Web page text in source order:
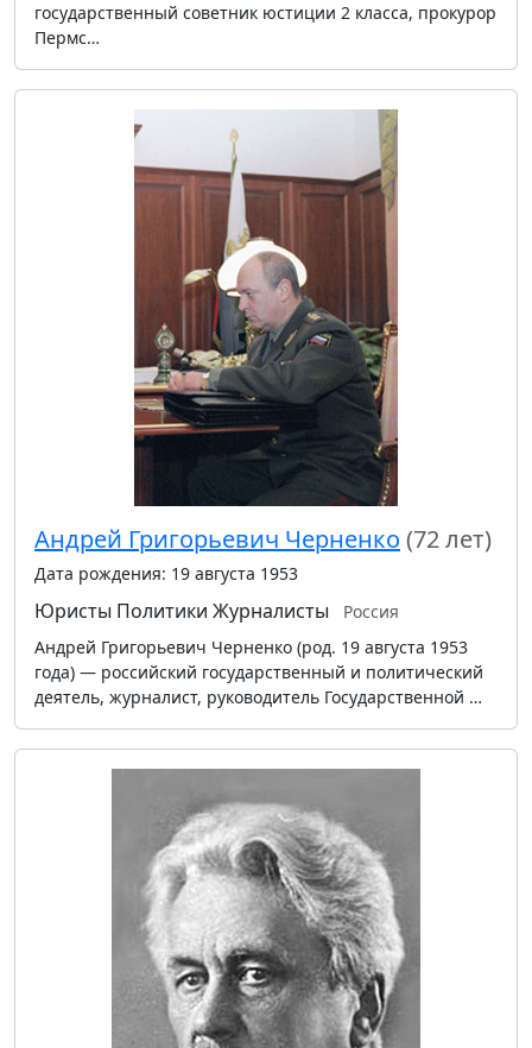
государственный советник юстиции 2 класса, прокурор
Пермс…
Андрей Григорьевич Черненко (72 лет)
Дата рождения: 19 августа 1953
Юристы Политики Журналисты
Россия
Андрей Григорьевич Черненко (род. 19 августа 1953
года) — российский государственный и политический
деятель, журналист, руководитель Государственной …